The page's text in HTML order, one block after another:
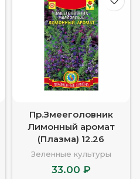
Пр.Змееголовник
Лимонный аромат
(Плазма) 12.26
Зеленные культуры
33.00 ₽